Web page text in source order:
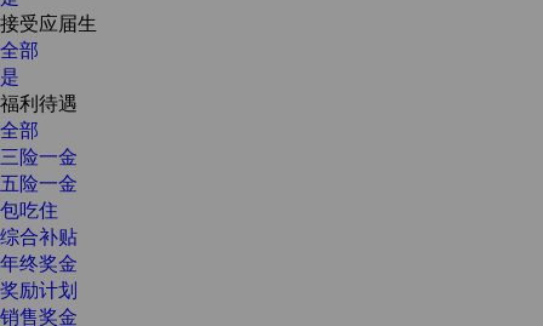
接受应届生
全部
是
福利待遇
全部
三险一金
五险一金
包吃住
综合补贴
年终奖金
奖励计划
销售奖金